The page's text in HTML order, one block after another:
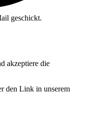
geschickt.
akzeptiere die
den Link in unserem